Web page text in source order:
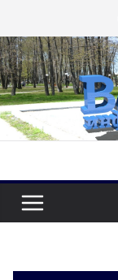
к
содержимому